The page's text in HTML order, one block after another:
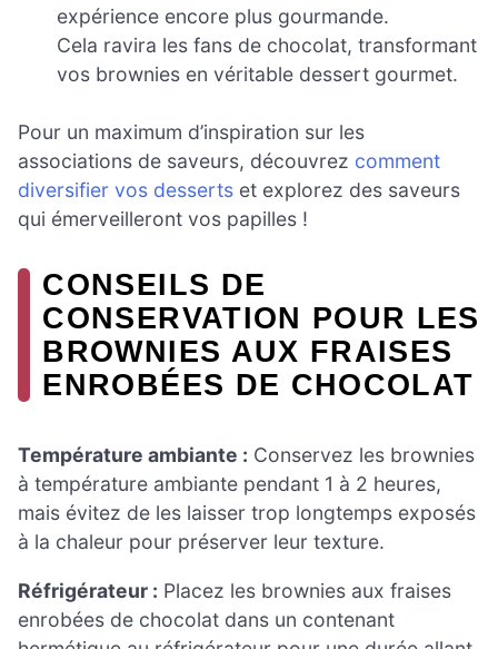
expérience encore plus gourmande.
Cela ravira les fans de chocolat, transformant
vos brownies en véritable dessert gourmet.
Pour un maximum d’inspiration sur les
associations de saveurs, découvrez comment
diversifier vos desserts et explorez des saveurs
qui émerveilleront vos papilles !
CONSEILS DE
CONSERVATION POUR LES
BROWNIES AUX FRAISES
ENROBÉES DE CHOCOLAT
Température ambiante : Conservez les brownies
à température ambiante pendant 1 à 2 heures,
mais évitez de les laisser trop longtemps exposés
à la chaleur pour préserver leur texture.
Réfrigérateur : Placez les brownies aux fraises
enrobées de chocolat dans un contenant